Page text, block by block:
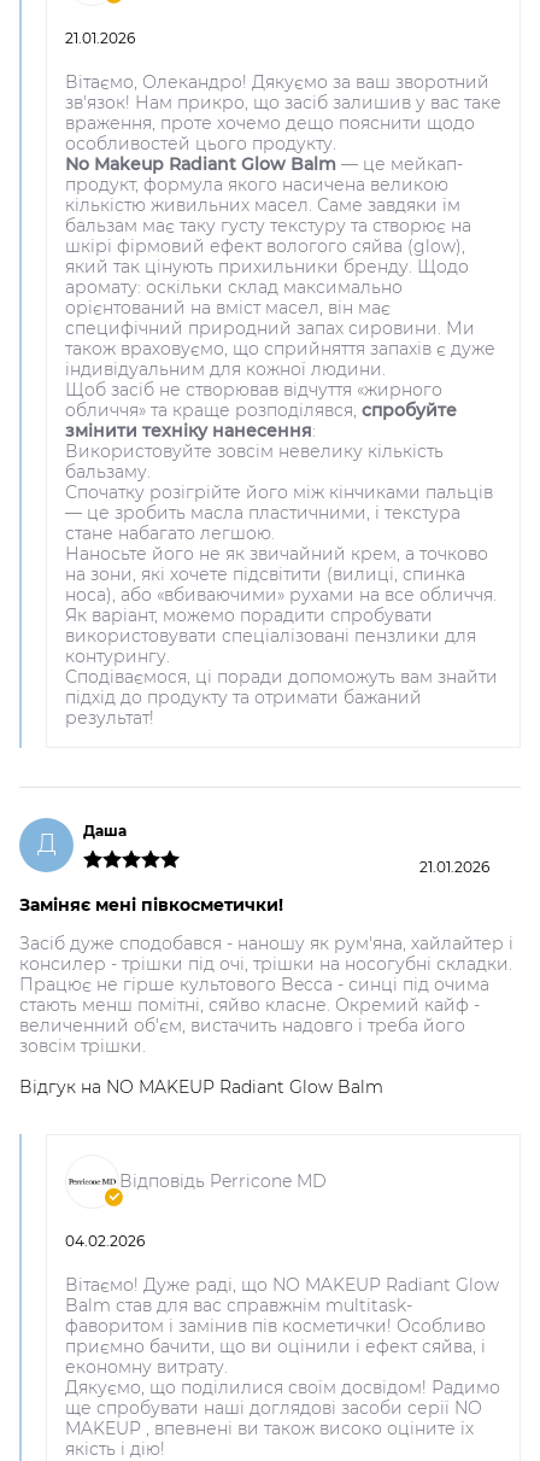
21.01.2026
Вітаємо, Олекандро! Дякуємо за ваш зворотний
зв'язок! Нам прикро, що засіб залишив у вас таке
враження, проте хочемо дещо пояснити щодо
особливостей цього продукту.
No Makeup Radiant Glow Balm — це мейкап-
продукт, формула якого насичена великою
кількістю живильних масел. Саме завдяки їм
бальзам має таку густу текстуру та створює на
шкірі фірмовий ефект вологого сяйва (glow),
який так цінують прихильники бренду. Щодо
аромату: оскільки склад максимально
орієнтований на вміст масел, він має
специфічний природний запах сировини. Ми
також враховуємо, що сприйняття запахів є дуже
індивідуальним для кожної людини.
Щоб засіб не створював відчуття «жирного
обличчя» та краще розподілявся, спробуйте
змінити техніку нанесення:
Використовуйте зовсім невелику кількість
бальзаму.
Спочатку розігрійте його між кінчиками пальців
— це зробить масла пластичними, і текстура
стане набагато легшою.
Наносьте його не як звичайний крем, а точково
на зони, які хочете підсвітити (вилиці, спинка
носа), або «вбиваючими» рухами на все обличчя.
Як варіант, можемо порадити спробувати
використовувати спеціалізовані пензлики для
контурингу.
Сподіваємося, ці поради допоможуть вам знайти
підхід до продукту та отримати бажаний
результат!
Д
Даша
21.01.2026
Заміняє мені півкосметички!
Засіб дуже сподобався - наношу як рум'яна, хайлайтер і
консилер - трішки під очі, трішки на носогубні складки.
Працює не гірше культового Becca - синці під очима
стають менш помітні, сяйво класне. Окремий кайф -
величенний об'єм, вистачить надовго і треба його
зовсім трішки.
Відгук на NO MAKEUP Radiant Glow Balm
Відповідь Perricone MD
04.02.2026
Вітаємо! Дуже раді, що NO MAKEUP Radiant Glow
Balm став для вас справжнім multitask-
фаворитом і замінив пів косметички! Особливо
приємно бачити, що ви оцінили і ефект сяйва, і
економну витрату.
Дякуємо, що поділилися своїм досвідом! Радимо
ще спробувати наші доглядові засоби серії NO
MAKEUP , впевнені ви також високо оціните їх
якість і дію!